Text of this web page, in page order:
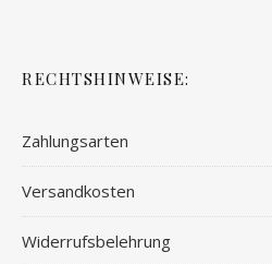
RECHTSHINWEISE:
Zahlungsarten
Versandkosten
Widerrufsbelehrung